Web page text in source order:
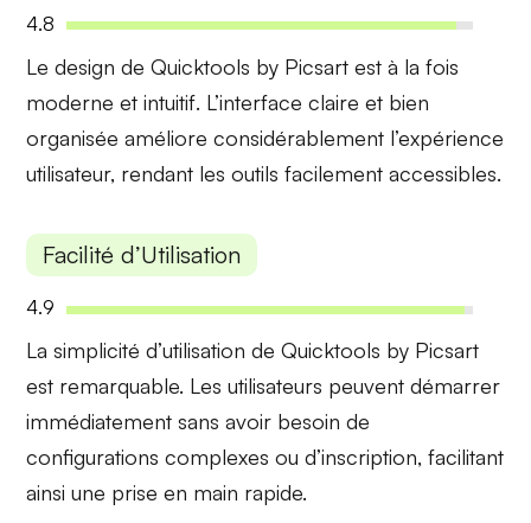
4.8
Le design de Quicktools by Picsart est à la fois
moderne et intuitif. L’interface claire et bien
organisée améliore considérablement l’expérience
utilisateur, rendant les outils facilement accessibles.
Facilité d’Utilisation
4.9
Lasimplicité d’utilisation de Quicktools by Picsart
est remarquable. Les utilisateurs peuvent démarrer
immédiatement sans avoir besoin de
configurations complexes ou d’inscription, facilitant
ainsi une prise en main rapide.